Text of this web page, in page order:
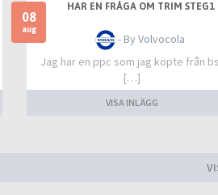
08
aug
HAR EN FRÅGA OM TRIM STEG1
- By Volvocola
Jag har en ppc som jag köpte från
[…]
VISA INLÄGG